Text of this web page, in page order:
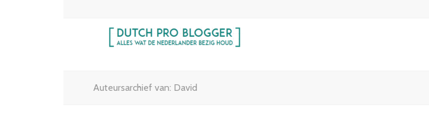
Auteursarchief van: David